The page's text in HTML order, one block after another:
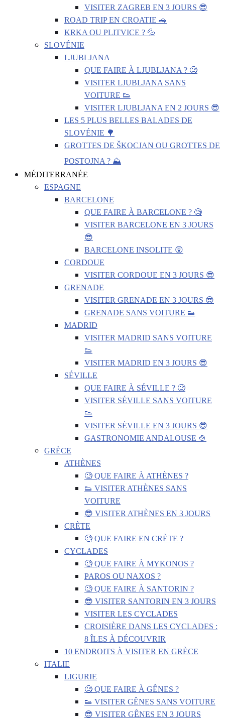
VISITER ZAGREB EN 3 JOURS 😎
ROAD TRIP EN CROATIE 🚗
KRKA OU PLITVICE ? 💦
SLOVÉNIE
LJUBLJANA
QUE FAIRE À LJUBLJANA ? 🧐
VISITER LJUBLJANA SANS
VOITURE 👟
VISITER LJUBLJANA EN 2 JOURS 😎
LES 5 PLUS BELLES BALADES DE
SLOVÉNIE 🌳
GROTTES DE ŠKOCJAN OU GROTTES DE
POSTOJNA ? ⛰️
MÉDITERRANÉE
ESPAGNE
BARCELONE
QUE FAIRE À BARCELONE ? 🧐
VISITER BARCELONE EN 3 JOURS
😎
BARCELONE INSOLITE 😲
CORDOUE
VISITER CORDOUE EN 3 JOURS 😎
GRENADE
VISITER GRENADE EN 3 JOURS 😎
GRENADE SANS VOITURE 👟
MADRID
VISITER MADRID SANS VOITURE
👟
VISITER MADRID EN 3 JOURS 😎
SÉVILLE
QUE FAIRE À SÉVILLE ? 🧐
VISITER SÉVILLE SANS VOITURE
👟
VISITER SÉVILLE EN 3 JOURS 😎
GASTRONOMIE ANDALOUSE 🍲
GRÈCE
ATHÈNES
🧐 QUE FAIRE À ATHÈNES ?
👟 VISITER ATHÈNES SANS
VOITURE
😎 VISITER ATHÈNES EN 3 JOURS
CRÈTE
🧐 QUE FAIRE EN CRÈTE ?
CYCLADES
🧐 QUE FAIRE À MYKONOS ?
PAROS OU NAXOS ?
🧐 QUE FAIRE À SANTORIN ?
😎 VISITER SANTORIN EN 3 JOURS
VISITER LES CYCLADES
CROISIÈRE DANS LES CYCLADES :
8 ÎLES À DÉCOUVRIR
10 ENDROITS À VISITER EN GRÈCE
ITALIE
LIGURIE
🧐 QUE FAIRE À GÊNES ?
👟 VISITER GÊNES SANS VOITURE
😎 VISITER GÊNES EN 3 JOURS